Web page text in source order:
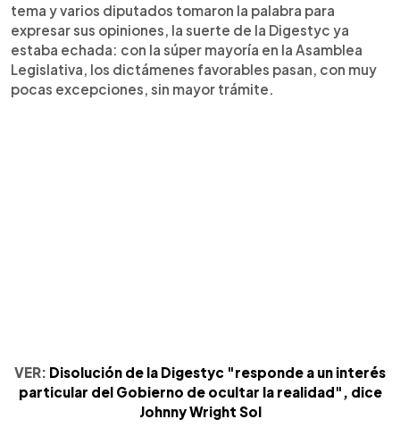
tema y varios diputados tomaron la palabra para
expresar sus opiniones, la suerte de la Digestyc ya
estaba echada: con la súper mayoría en la Asamblea
Legislativa, los dictámenes favorables pasan, con muy
pocas excepciones, sin mayor trámite.
VER: Disolución de la Digestyc "responde a un interés
particular del Gobierno de ocultar la realidad", dice
Johnny Wright Sol